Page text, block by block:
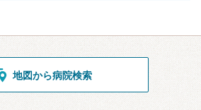
地図から病院検索